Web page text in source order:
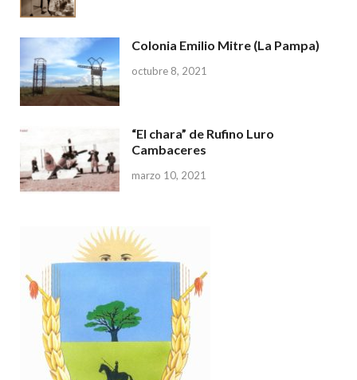
Colonia Emilio Mitre (La Pampa)
octubre 8, 2021
“El chara” de Rufino Luro
Cambaceres
marzo 10, 2021